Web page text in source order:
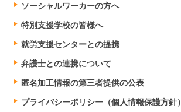
ソーシャルワーカーの方へ
特別支援学校の皆様へ
就労支援センターとの提携
弁護士との連携について
匿名加工情報の第三者提供の公表
プライバシーポリシー（個人情報保護方針）